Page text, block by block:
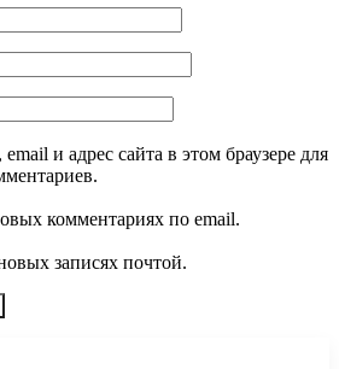
и адрес сайта в этом браузере для
комментариях по email.
записях почтой.